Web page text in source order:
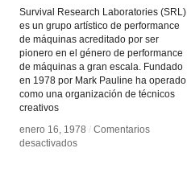
Survival Research Laboratories (SRL)
es un grupo artístico de performance
de máquinas acreditado por ser
pionero en el género de performance
de máquinas a gran escala. Fundado
en 1978 por Mark Pauline ha operado
como una organización de técnicos
creativos
enero 16, 1978 / Comentarios
desactivadosen
enero 16, 1978 / Comentarios
desactivadosen